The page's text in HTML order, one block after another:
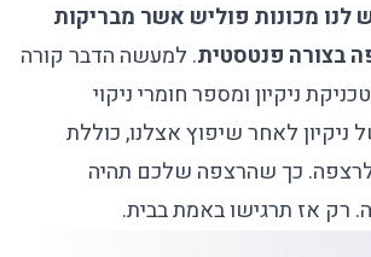
לנו מכונות פוליש אשר מבריקות
בצורה פנטסטית. למעשה הדבר קורה
ניקיון ומספר חומרי ניקוי
ניקיון לאחר שיפוץ אצלנו, כוללת
כך שהרצפה שלכם תהיה
רק אז תרגישו באמת בבית.